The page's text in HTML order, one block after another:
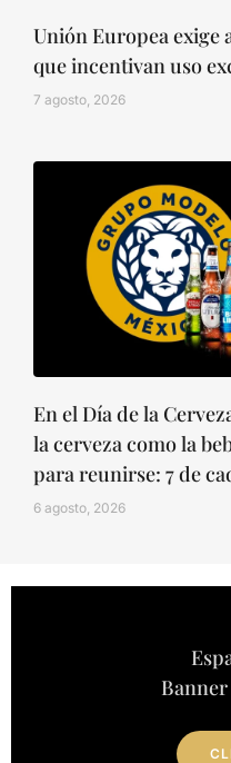
Unión Europea exige
que incentivan uso
7 agosto, 2026
En el Día de la
la cerveza como la
para reunirse: 7 de
6 agosto, 2026